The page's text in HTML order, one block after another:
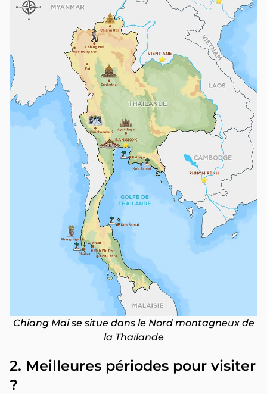
Chiang Mai se situe dans le Nord montagneux de
la Thaïlande
2. Meilleures périodes pour visiter
?